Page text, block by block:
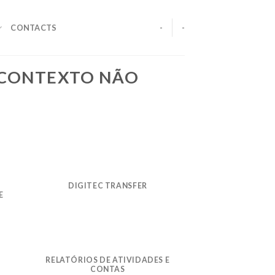
CONTACTS - -
NÃO
DIGITEC TRANSFER
RELATÓRIOS DE ATIVIDADES E
CONTAS